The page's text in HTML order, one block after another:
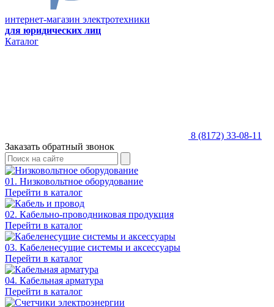
интернет-магазин электротехники
для юридических лиц
Каталог
8 (8172) 33-08-11
Заказать обратный звонок
01. Низковольтное оборудование
Перейти в каталог
02. Кабельно-проводниковая продукция
Перейти в каталог
03. Кабеленесущие системы и аксессуары
Перейти в каталог
04. Кабельная арматура
Перейти в каталог